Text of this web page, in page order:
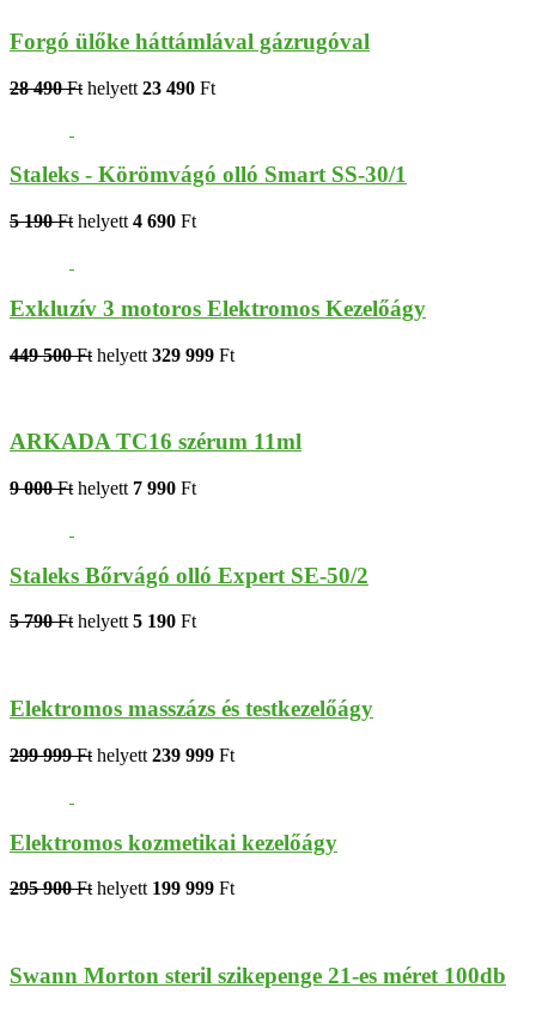
Forgó ülőke háttámlával gázrugóval
28 490 Ft helyett 23 490 Ft
Staleks - Körömvágó olló Smart SS-30/1
5 190 Ft helyett 4 690 Ft
Exkluzív 3 motoros Elektromos Kezelőágy
449 500 Ft helyett 329 999 Ft
ARKADA TC16 szérum 11ml
9 000 Ft helyett 7 990 Ft
Staleks Bőrvágó olló Expert SE-50/2
5 790 Fthelyett5 190 Ft
Elektromos masszázs és testkezelőágy
299 999 Ft helyett 239 999 Ft
Elektromos kozmetikai kezelőágy
295 900 Ft helyett 199 999 Ft
Swann Morton steril szikepenge 21-es méret 100db